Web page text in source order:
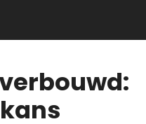
verbouwd: